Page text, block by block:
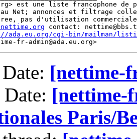
est une liste francophone de
Net; annonces et filtrage
pas d'utilisation
contact:
ada.eu.org/cgi-bin/mailman/
[nettime-
[nettime-
Paris/